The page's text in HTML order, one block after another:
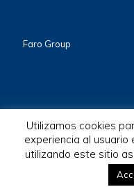
Faro Group
© 2026
Utilizamos cookies
experiencia al usuario
utilizando este sitio